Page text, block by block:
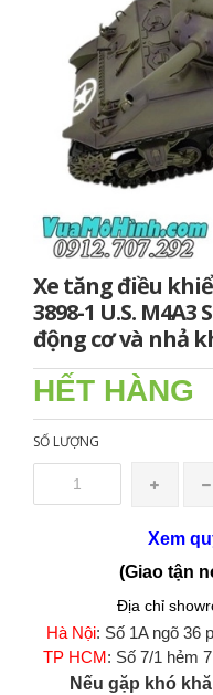
Xe tăng điều
3898-1 U.S.
động cơ và nhả
HẾT HÀNG
SỐ LƯỢNG
Xem
(Giao tận
Địa chỉ
Hà Nội: Số 1A ngõ 36
TP HCM : Số 7/1 hẻm
Nếu gặp khó